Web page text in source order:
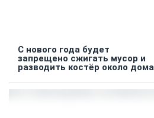
С нового года будет
запрещено сжигать мусор и
разводить костёр около дома